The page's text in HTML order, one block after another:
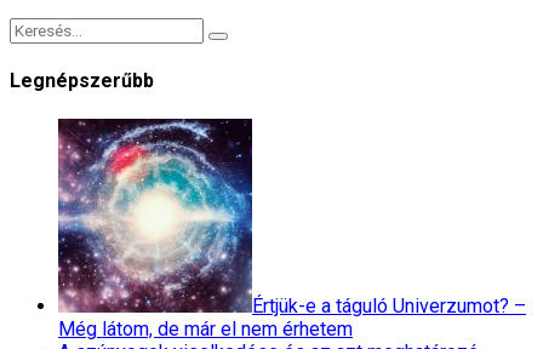
Legnépszerűbb
Értjük-e a táguló Univerzumot? –
Még látom, de már el nem érhetem